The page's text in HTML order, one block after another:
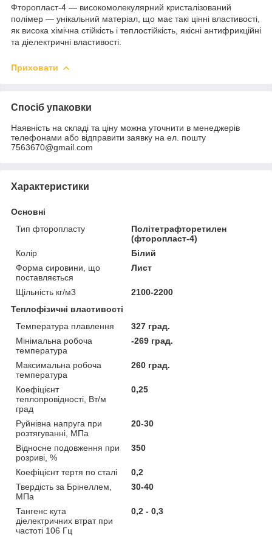
Фторопласт-4 — високомолекулярний кристалізований
полімер — унікальний матеріал, що має такі цінні властивості,
як висока хімічна стійкість і теплостійкість, якісні антифрикційні
та діелектричні властивості.
Приховати
Спосіб упаковки
Наявність на складі та ціну можна уточнити в менеджерів
телефонами або відправити заявку на ел. пошту
7563670@gmail.com
Характеристики
Основні
Тип фторопласту
Політетрафторетилен
(фторопласт-4)
Колір
Білий
Форма сировини, що
поставляється
Лист
Щільність кг/м3
2100-2200
Теплофізичні властивості
Температура плавлення
327 град.
Мінімальна робоча
температура
-269 град.
Максимальна робоча
температура
260 град.
Коефіцієнт
теплопровідності, Вт/м
град
0,25
Руйнівна напруга при
розтягуванні, МПа
20-30
Відносне подовження при
розриві, %
350
Коефіцієнт тертя по сталі
0,2
Твердість за Брінеллем,
МПа
30-40
Тангенс кута
діелектричних втрат при
частоті 106 Гц
0,2 - 0,3